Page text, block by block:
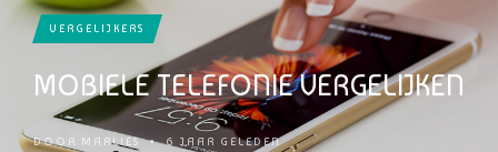
VERGELIJKERS
MOBIELE TELEFONIE VERGELIJKEN
DOOR MARLIES •6 JAAR GELEDEN